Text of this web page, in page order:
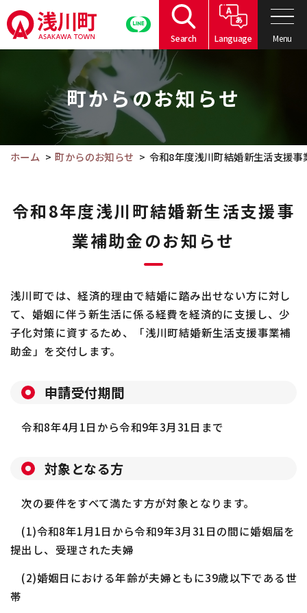
の
ペ
へ
Search Language Menu
文
町からのお知らせ
ホーム 町からのお知らせ 令和8年度浅川町結婚新生活支援
令和8年度浅川町結婚新生活支援事
業補助金のお知らせ
浅川町では、経済的理由で結婚に踏み出せない方に対し
て、婚姻に伴う新生活に係る経費を経済的に支援し、少
子化対策に資するため、「浅川町結婚新生活支援事業補
助金」を交付します。
申請受付期間
令和8年4月 1日から令和9年3月31日まで
対象となる方
次の要件をすべて満たす方が対象となります。
(1)令和8年1月1日から令和9年3月31日の間に婚姻届を
提出し、受理された夫婦
(2)婚姻日における年齢が夫婦ともに39歳以下である世
帯